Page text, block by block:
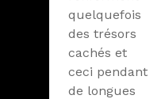
quelquefois
des trésors
cachés et
ceci pendant
de longues